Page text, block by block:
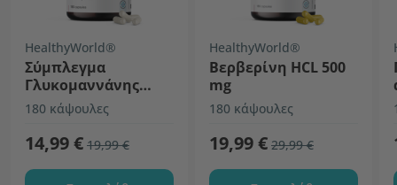
HealthyWorld®
Σύμπλεγμα
Γλυκομαννάνης
3000 mg
180 κάψουλες
14,99 € 19,99 €
HealthyWorld®
Βερβερίνη HCL 500
mg
180 κάψουλες
19,99 € 29,99 €